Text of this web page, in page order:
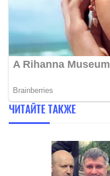
ЧИТАЙТЕ ТАКЖЕ